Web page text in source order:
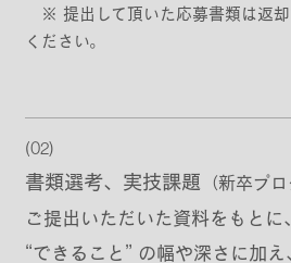
※ 提出して頂いた応募書類は返却
ください。
(02)
書類選考、実技課題 （新卒プ
ご提出いただいた資料をもとに
“できること” の幅や深さに加え